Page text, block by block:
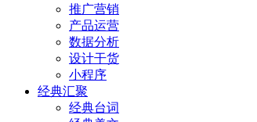
推广营销
产品运营
数据分析
设计干货
小程序
经典汇聚
经典台词